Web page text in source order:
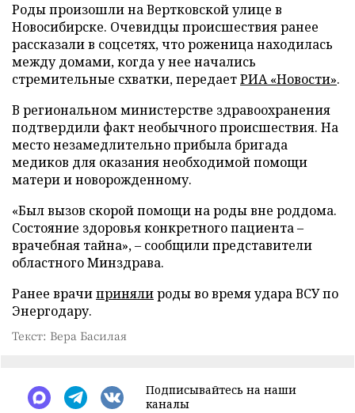
Роды произошли на Вертковской улице в
Новосибирске. Очевидцы происшествия ранее
рассказали в соцсетях, что роженица находилась
между домами, когда у нее начались
стремительные схватки, передаетРИА «Новости».
В региональном министерстве здравоохранения
подтвердили факт необычного происшествия. На
место незамедлительно прибыла бригада
медиков для оказания необходимой помощи
матери и новорожденному.
«Был вызов скорой помощи на роды вне роддома.
Состояние здоровья конкретного пациента –
врачебная тайна», – сообщили представители
областного Минздрава.
Ранее врачипринялироды во время удара ВСУ по
Энергодару.
Текст: Вера Басилая
Подписывайтесь на наши
каналы